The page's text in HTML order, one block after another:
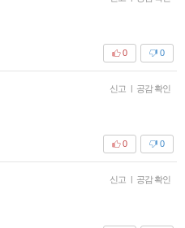
0
0
신고 | 공감 확인
0
0
신고 | 공감 확인